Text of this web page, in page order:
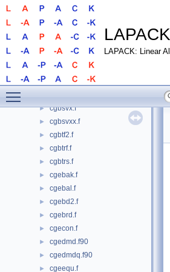
LAPACK
LAPACK: Linear
► cgbcon.f
► cgbequ.f
► cgbequb.f
► cgbrfs.f
► cgbrfsx.f
► cgbsvx.f
► cgbsvxx.f
► cgbtf2.f
► cgbtrf.f
► cgbtrs.f
► cgebak.f
► cgebal.f
► cgebd2.f
► cgebrd.f
► cgecon.f
► cgedmd.f90
► cgedmdq.f90
► cgeequ.f